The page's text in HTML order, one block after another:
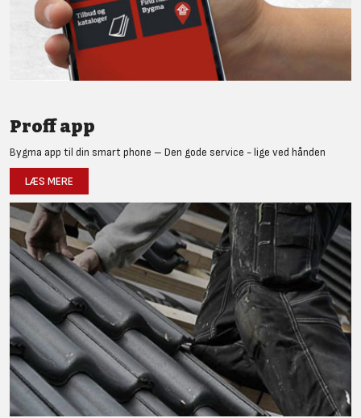
Proff app
Bygma app til din smart phone – Den gode service - lige ved hånden
LÆS MERE